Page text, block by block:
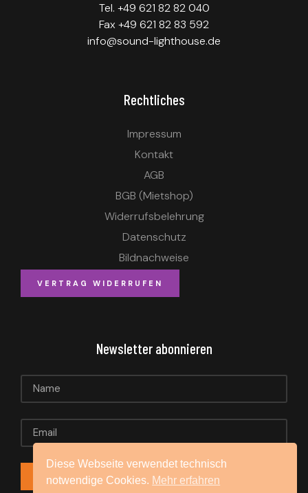
Tel. +49 621 82 82 040
Fax +49 621 82 83 592
info@sound-lighthouse.de
Rechtliches
Impressum
Kontakt
AGB
BGB (Mietshop)
Widerrufsbelehrung
Datenschutz
Bildnachweise
VERTRAG WIDERRUFEN
Newsletter abonnieren
ABONNIEREN
Diese Webseite verwendet technisch
notwendige Cookies. Mehr erfahren